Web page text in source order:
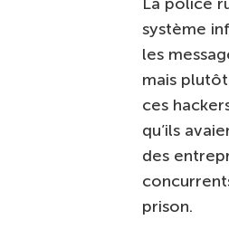
système
les
mais
ces
qu’ils
des
prison.